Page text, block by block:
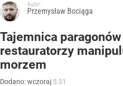
Autor:
Przemysław Bociąga
Tajemnica
restauratorzy
morzem
Dodano:wczoraj 5:31